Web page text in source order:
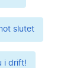
slutet
i drift!